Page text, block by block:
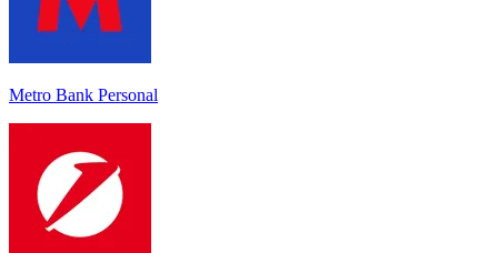
Metro Bank Personal